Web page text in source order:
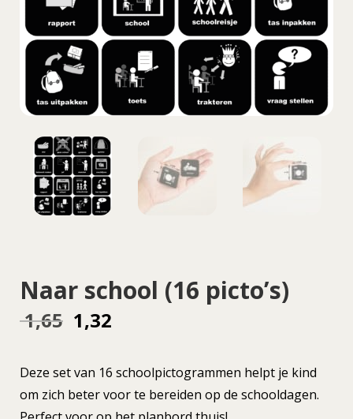
Naar school (16 picto’s)
1,65 Oorspronkelijke
was:
1,32
is:
Deze set van 16 schoolpictogrammen helpt je kind
om zich beter voor te bereiden op de schooldagen.